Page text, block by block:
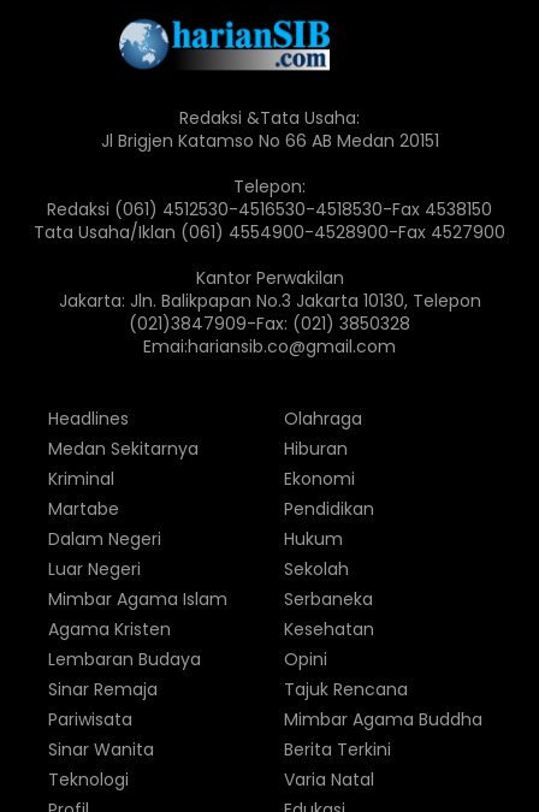
Redaksi &Tata Usaha:
Jl Brigjen Katamso No 66 AB Medan 20151
Telepon:
Redaksi (061) 4512530-4516530-4518530-Fax 4538150
Tata Usaha/Iklan (061) 4554900-4528900-Fax 4527900
Kantor Perwakilan
Jakarta: Jln. Balikpapan No.3 Jakarta 10130, Telepon
(021)3847909-Fax: (021) 3850328
Emai:hariansib.co@gmail.com
Headlines
Medan Sekitarnya
Kriminal
Martabe
Dalam Negeri
Luar Negeri
Olahraga
Hiburan
Ekonomi
Pendidikan
Hukum
Sekolah
Mimbar Agama Islam
Agama Kristen
Lembaran Budaya
Sinar Remaja
Pariwisata
Sinar Wanita
Serbaneka
Kesehatan
Opini
Tajuk Rencana
Mimbar Agama Buddha
Berita Terkini
Teknologi
Varia Natal